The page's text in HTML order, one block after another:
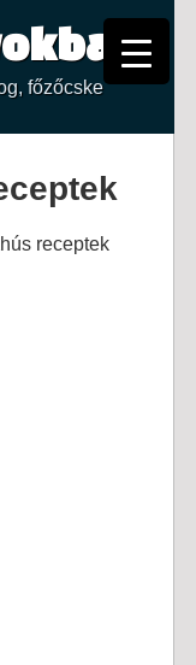
főzőcske
receptek